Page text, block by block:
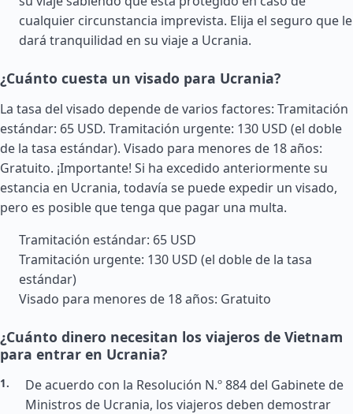
cualquier circunstancia imprevista. Elija el seguro que le
dará tranquilidad en su viaje a Ucrania.
¿Cuánto cuesta un visado para Ucrania?
La tasa del visado depende de varios factores: Tramitación
estándar: 65 USD. Tramitación urgente: 130 USD (el doble
de la tasa estándar). Visado para menores de 18 años:
Gratuito. ¡Importante! Si ha excedido anteriormente su
estancia en Ucrania, todavía se puede expedir un visado,
pero es posible que tenga que pagar una multa.
Tramitación estándar: 65 USD
Tramitación urgente: 130 USD (el doble de la tasa
estándar)
Visado para menores de 18 años: Gratuito
¿Cuánto dinero necesitan los viajeros de Vietnam
para entrar en Ucrania?
De acuerdo con la Resolución N.º 884 del Gabinete de
Ministros de Ucrania, los viajeros deben demostrar